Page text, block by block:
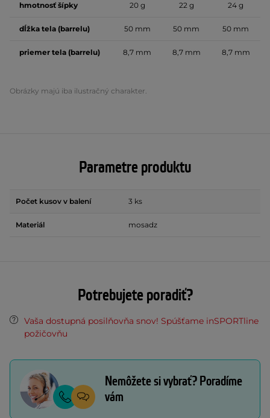
hmotnosť šípky 20 g 22 g 24 g
dĺžka tela (barrelu) 50 mm 50 mm 50 mm
priemer tela (barrelu) 8,7 mm 8,7 mm 8,7 mm
Obrázky majú iba ilustračný charakter.
Parametre produktu
Počet kusov v balení 3 ks
Materiál mosadz
Potrebujete poradiť?
Vaša dostupná posilňovňa snov! Spúšťame inSPORTline
požičovňu
Nemôžete si vybrať? Poradíme
vám